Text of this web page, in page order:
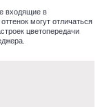
входящие в
могут отличаться
цветопередачи